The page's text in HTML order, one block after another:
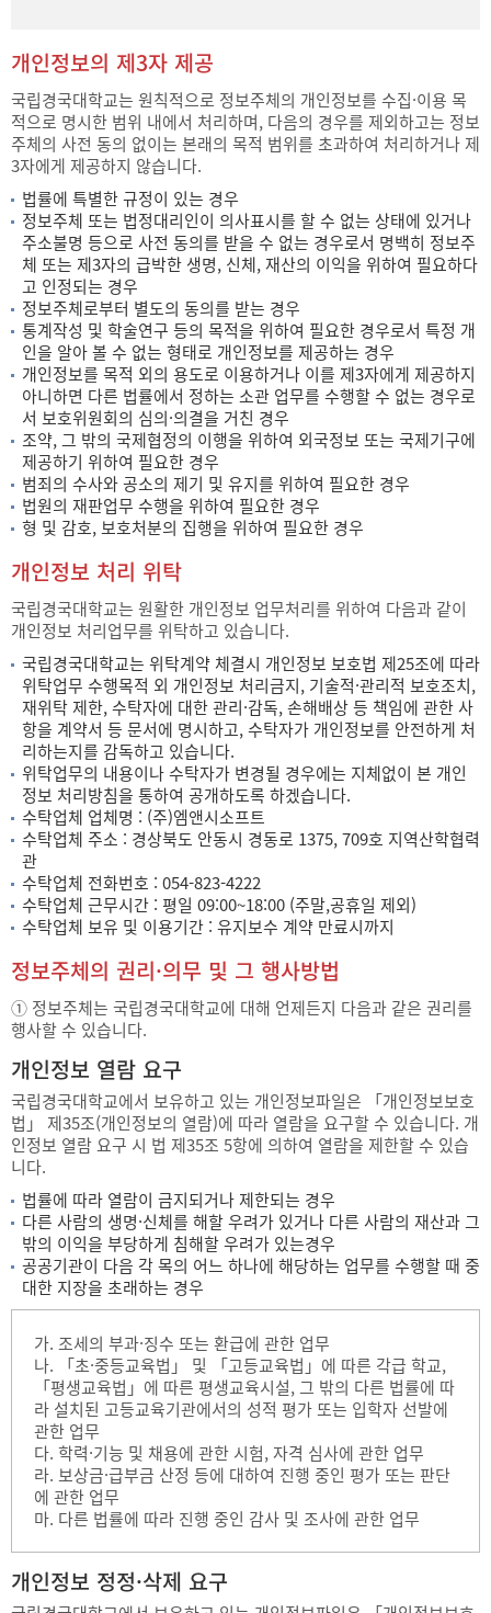
개인정보의 제3자 제공
국립경국대학교는 원칙적으로 정보주체의 개인정보를 수집·이용 목
적으로 명시한 범위 내에서 처리하며, 다음의 경우를 제외하고는 정보
주체의 사전 동의 없이는 본래의 목적 범위를 초과하여 처리하거나 제
3자에게 제공하지 않습니다.
법률에 특별한 규정이 있는 경우
정보주체 또는 법정대리인이 의사표시를 할 수 없는 상태에 있거나
주소불명 등으로 사전 동의를 받을 수 없는 경우로서 명백히 정보주
체 또는 제3자의 급박한 생명, 신체, 재산의 이익을 위하여 필요하다
고 인정되는 경우
정보주체로부터 별도의 동의를 받는 경우
통계작성 및 학술연구 등의 목적을 위하여 필요한 경우로서 특정 개
인을 알아 볼 수 없는 형태로 개인정보를 제공하는 경우
개인정보를 목적 외의 용도로 이용하거나 이를 제3자에게 제공하지
아니하면 다른 법률에서 정하는 소관 업무를 수행할 수 없는 경우로
서 보호위원회의 심의·의결을 거친 경우
조약, 그 밖의 국제협정의 이행을 위하여 외국정보 또는 국제기구에
제공하기 위하여 필요한 경우
범죄의 수사와 공소의 제기 및 유지를 위하여 필요한 경우
법원의 재판업무 수행을 위하여 필요한 경우
형 및 감호, 보호처분의 집행을 위하여 필요한 경우
개인정보 처리 위탁
국립경국대학교는 원활한 개인정보 업무처리를 위하여 다음과 같이
개인정보 처리업무를 위탁하고 있습니다.
국립경국대학교는 위탁계약 체결시 개인정보 보호법 제25조에 따라
위탁업무 수행목적 외 개인정보 처리금지, 기술적·관리적 보호조치,
재위탁 제한, 수탁자에 대한 관리·감독, 손해배상 등 책임에 관한 사
항을 계약서 등 문서에 명시하고, 수탁자가 개인정보를 안전하게 처
리하는지를 감독하고 있습니다.
위탁업무의 내용이나 수탁자가 변경될 경우에는 지체없이 본 개인
정보 처리방침을 통하여 공개하도록 하겠습니다.
수탁업체 업체명 : (주)엠앤시소프트
수탁업체 주소 : 경상북도 안동시 경동로 1375, 709호 지역산학협력
관
수탁업체 전화번호 : 054-823-4222
수탁업체 근무시간 : 평일 09:00~18:00 (주말,공휴일 제외)
수탁업체 보유 및 이용기간 : 유지보수 계약 만료시까지
정보주체의 권리·의무 및 그 행사방법
① 정보주체는 국립경국대학교에 대해 언제든지 다음과 같은 권리를
행사할 수 있습니다.
개인정보 열람 요구
국립경국대학교에서 보유하고 있는 개인정보파일은 「개인정보보호
법」 제35조(개인정보의 열람)에 따라 열람을 요구할 수 있습니다. 개
인정보 열람 요구 시 법 제35조 5항에 의하여 열람을 제한할 수 있습
니다.
법률에 따라 열람이 금지되거나 제한되는 경우
다른 사람의 생명·신체를 해할 우려가 있거나 다른 사람의 재산과 그
밖의 이익을 부당하게 침해할 우려가 있는경우
공공기관이 다음 각 목의 어느 하나에 해당하는 업무를 수행할 때 중
대한 지장을 초래하는 경우
가. 조세의 부과·징수 또는 환급에 관한 업무
나. 「초·중등교육법」 및 「고등교육법」에 따른 각급 학교,
「평생교육법」에 따른 평생교육시설, 그 밖의 다른 법률에 따
라 설치된 고등교육기관에서의 성적 평가 또는 입학자 선발에
관한 업무
다. 학력·기능 및 채용에 관한 시험, 자격 심사에 관한 업무
라. 보상금·급부금 산정 등에 대하여 진행 중인 평가 또는 판단
에 관한 업무
마. 다른 법률에 따라 진행 중인 감사 및 조사에 관한 업무
개인정보 정정·삭제 요구